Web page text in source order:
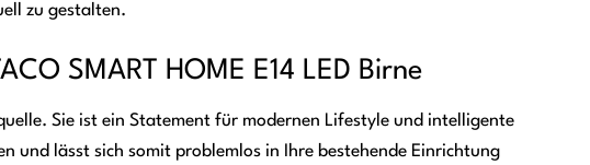
zu gestalten.
SMART HOME E14 LED Birne
Sie ist ein Statement für modernen Lifestyle und intelligente
und lässt sich somit problemlos in Ihre bestehende Einrichtung